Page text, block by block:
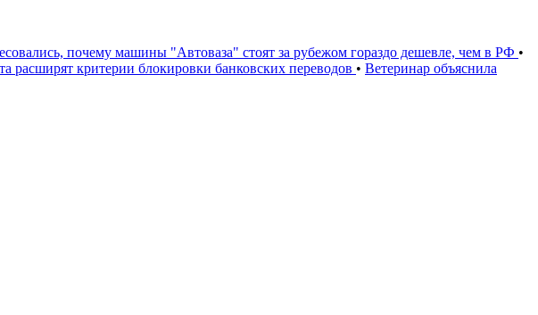
почему машины "Автоваза" стоят за рубежом гораздо дешевле, чем в РФ •
расширят критерии блокировки банковских переводов • Ветеринар объяснила